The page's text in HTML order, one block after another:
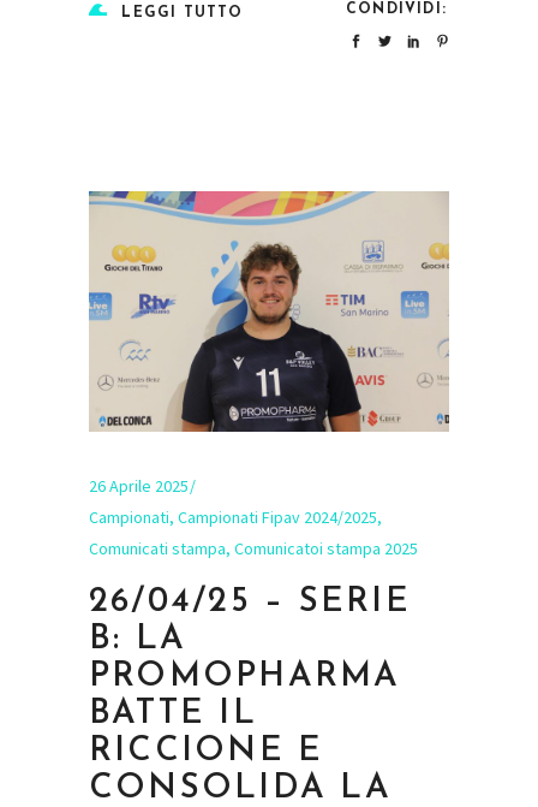
LEGGI TUTTO CONDIVIDI:
26 Aprile 2025
Campionati, Campionati Fipav 2024/2025,
Comunicati stampa, Comunicatoi stampa 2025
26/04/25 – SERIE
B: LA
PROMOPHARMA
BATTE IL
RICCIONE E
CONSOLIDA LA